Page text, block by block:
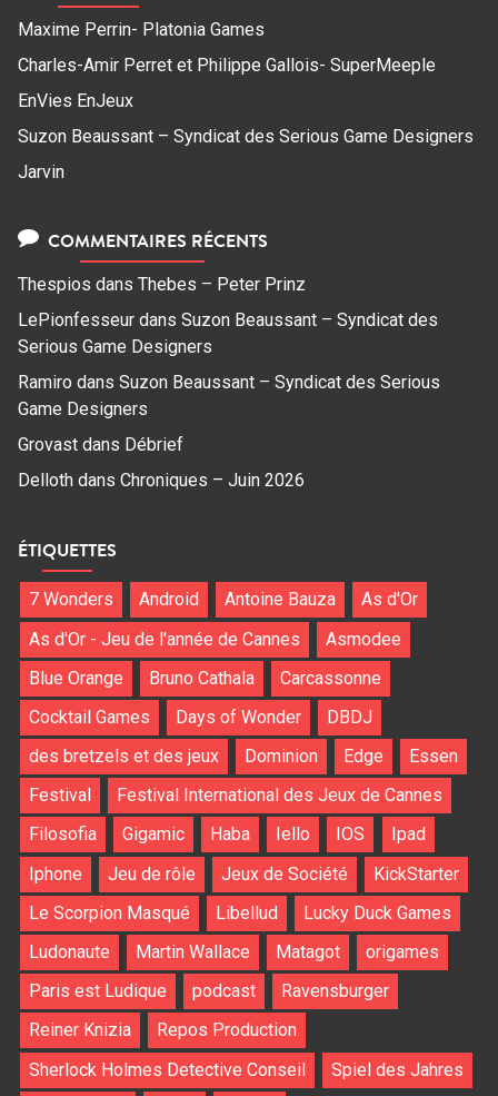
Maxime Perrin- Platonia Games
Charles-Amir Perret et Philippe Gallois- SuperMeeple
EnVies EnJeux
Suzon Beaussant – Syndicat des Serious Game Designers
Jarvin
COMMENTAIRES RÉCENTS
Thespios dans Thebes – Peter Prinz
LePionfesseur dans Suzon Beaussant – Syndicat des
Serious Game Designers
Ramiro dans Suzon Beaussant – Syndicat des Serious
Game Designers
Grovast dans Débrief
Delloth dans Chroniques – Juin 2026
ÉTIQUETTES
7 Wonders Android Antoine Bauza
As d'Or
As d'Or - Jeu de l'année de Cannes
Asmodee
Blue Orange
Bruno Cathala
Carcassonne
Cocktail Games
Days of Wonder
DBDJ
des bretzels et des jeux
Dominion Edge
Essen
Festival
Festival International des Jeux de Cannes
Filosofia
Gigamic Haba Iello IOS
Ipad
Iphone
Jeu de rôle Jeux de Société
KickStarter
Le Scorpion Masqué
Libellud
Lucky Duck Games
Ludonaute
Martin Wallace Matagot
origames
Paris est Ludique
podcast
Ravensburger
Reiner Knizia
Repos Production
Sherlock Holmes Detective Conseil
Spiel des Jahres